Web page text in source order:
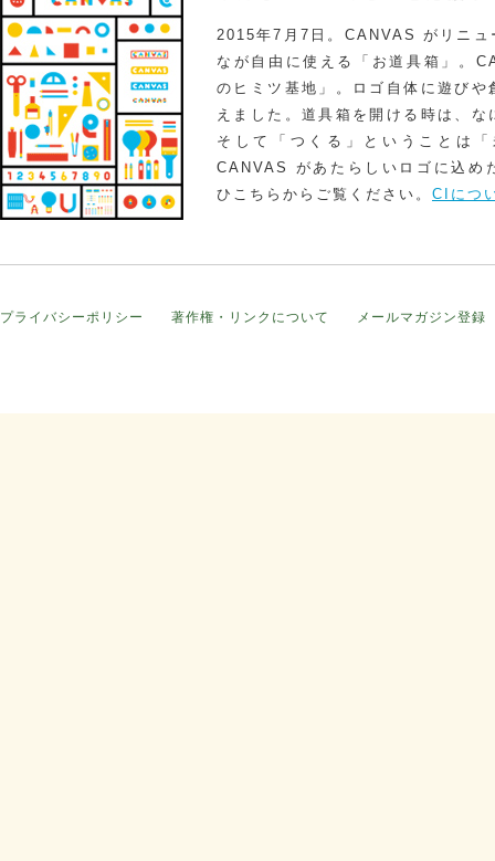
2015年7月7日。CANVAS がリニュ
なが自由に使える「お道具箱」。
のヒミツ基地」。ロゴ自体に遊び
えました。道具箱を開ける時は、
そして「つくる」ということは
CANVAS があたらしいロゴに込め
ひこちらからご覧ください。 CIにつ
プライバシーポリシー 著作権・リンクについて メールマガジン登録